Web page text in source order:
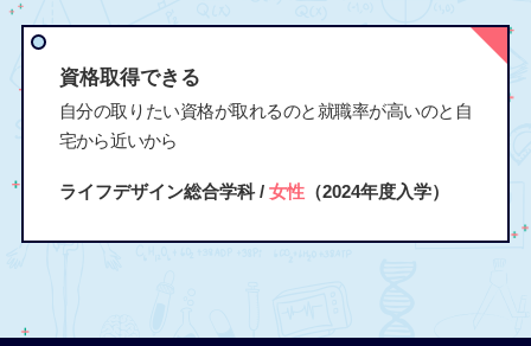
資格取得できる
自分の取りたい資格が取れるのと就職率が高いのと自
宅から近いから
ライフデザイン総合学科 / 女性（2024年度入学）